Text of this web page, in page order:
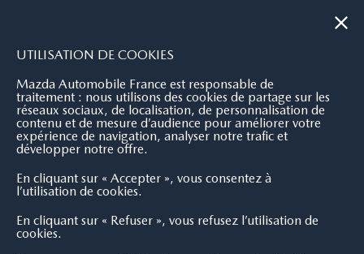
UTILISATION DE COOKIES
Mazda Automobile France est responsable de
traitement : nous utilisons des cookies de partage sur les
réseaux sociaux, de localisation, de personnalisation de
contenu et de mesure d’audience pour améliorer votre
expérience de navigation, analyser notre trafic et
développer notre offre.
En cliquant sur « Accepter », vous consentez à
l’utilisation de cookies.
En cliquant sur « Refuser », vous refusez l’utilisation de
cookies.